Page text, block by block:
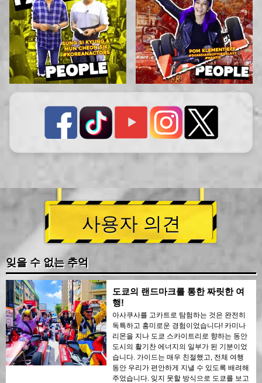
사용자 의견
잊을 수 없는 추억
도쿄의 랜드마크를 통한 짜릿한 여
행!
아사쿠사를 고카트로 탐험하는 것은 완전히
독특하고 흥미로운 경험이었습니다! 카미나
리몬을 지나 도쿄 스카이트리로 향하는 동안
도시의 활기찬 에너지의 일부가 된 기분이었
습니다. 가이드는 매우 친절했고, 전체 여행
동안 우리가 편안하게 지낼 수 있도록 배려해
주었습니다. 잊지 못할 방식으로 도쿄를 보고